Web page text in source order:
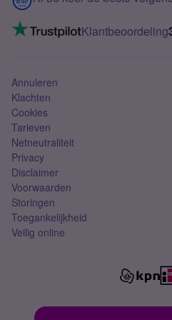
Mobiel internet
Mobiel abonnement
VoLTE 4G bellenKlantbeoordeling
Annuleren
Klachten
Cookies
Tarieven
Netneutraliteit
Privacy
Disclaimer
Voorwaarden
Storingen
Toegankelijkheid
Veilig online